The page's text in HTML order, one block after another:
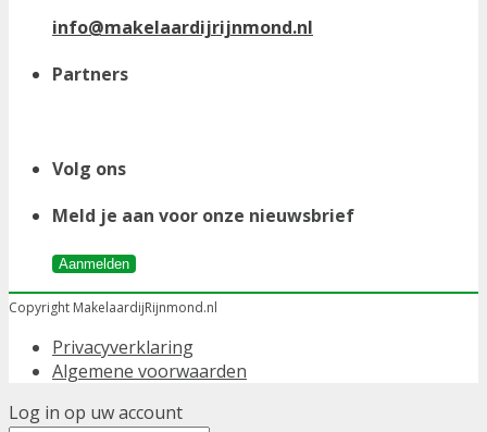
info@makelaardijrijnmond.nl
Partners
Volg ons
Meld je aan voor onze nieuwsbrief
Aanmelden
Copyright MakelaardijRijnmond.nl
Privacyverklaring
Algemene voorwaarden
Log in op uw account